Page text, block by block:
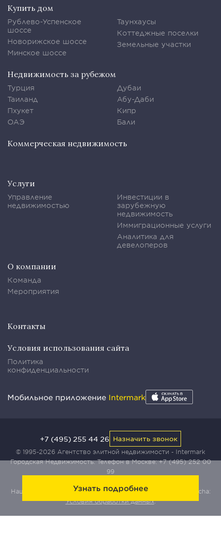
Узнать подробнее
Купить дом
Рублево-Успенское
шоссе
Новорижское шоссе
Минское шоссе
Таунхаусы
Коттеджные поселки
Земельные участки
Недвижимость за рубежом
Турция
Таиланд
Пхукет
ОАЭ
Дубаи
Абу-Даби
Кипр
Бали
Коммерческая недвижимость
Услуги
Управление
недвижимостью
Инвестиции в
зарубежную
недвижимость
Иммиграционные услуги
Аналитика для
девелоперов
О компании
Команда
Мероприятия
Контакты
Условия использования сайта
Политика
конфиденциальности
Мобильное приложение Intermark
© 1995-2026 Агентство элитной недвижимости - Intermark
Городская Недвижимость. Телефон в Москве:+7 (495) 252 00
99
Наш сайт защищен с помощью сервиса Yandex SmartCaptcha:
Условия обработки данных.
+7 (495) 255 44 26 Назначить звонок